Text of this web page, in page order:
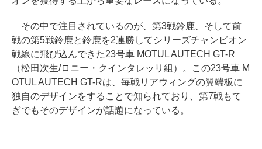
その中で注目されているのが、第3戦鈴鹿、そして前
戦の第5戦鈴鹿と鈴鹿を2連勝してシリーズチャンピオン
戦線に飛び込んできた23号車 MOTUL AUTECH GT-R
（松田次生/ロニー・クインタレッリ組）。この23号車 M
OTUL AUTECH GT-Rは、毎戦リアウィングの翼端板に
独自のデザインをすることで知られており、第7戦もて
ぎでもそのデザインが話題になっている。